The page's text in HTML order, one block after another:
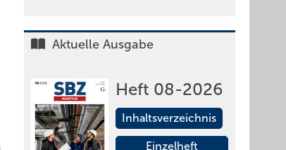
Aktuelle Ausgabe
Heft 08-2026
Inhaltsverzeichnis
Einzelheft